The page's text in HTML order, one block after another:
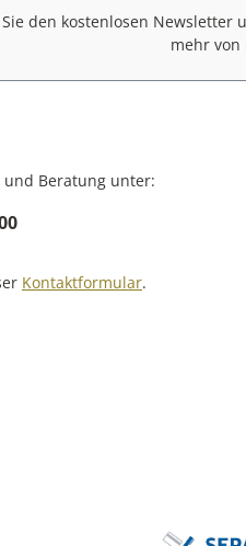
den kostenlosen Newsletter
mehr von
Beratung unter:
Kontaktformular.